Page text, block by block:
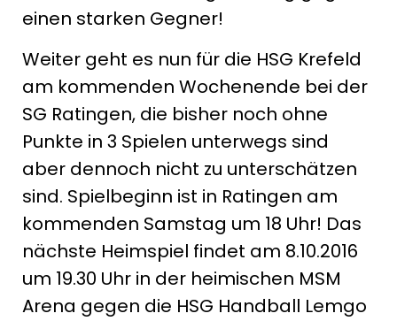
einen starken Gegner!
Weiter geht es nun für die HSG Krefeld
am kommenden Wochenende bei der
SG Ratingen, die bisher noch ohne
Punkte in 3 Spielen unterwegs sind
aber dennoch nicht zu unterschätzen
sind. Spielbeginn ist in Ratingen am
kommenden Samstag um 18 Uhr! Das
nächste Heimspiel findet am 8.10.2016
um 19.30 Uhr in der heimischen MSM
Arena gegen die HSG Handball Lemgo